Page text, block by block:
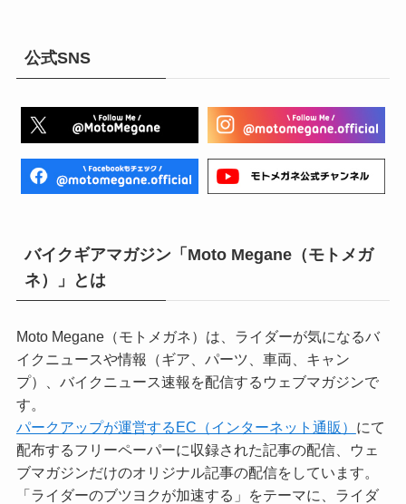
公式SNS
バイクギアマガジン「Moto Megane（モトメガ
ネ）」とは
Moto Megane（モトメガネ）は、ライダーが気になるバ
イクニュースや情報（ギア、パーツ、車両、キャン
プ）、バイクニュース速報を配信するウェブマガジンで
す。
パークアップが運営するEC（インターネット通販） にて
配布するフリーペーパーに収録された記事の配信、ウェ
ブマガジンだけのオリジナル記事の配信をしています。
「ライダーのブツヨクが加速する」をテーマに、ライダ